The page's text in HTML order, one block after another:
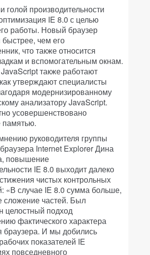
голой производительности
IE 8.0 с целью
работы. Новый браузер
быстрее, чем его
что также относится
и вспомогательным окнам.
также работают
утверждают специалисты
модернизированному
анализатору JavaScript.
усовершенствовано
памятью.
руководителя группы
Internet Explorer Дина
повышение
IE 8.0 выходит далеко
чистых контрольных
«В случае IE 8.0 сумма больше,
сложение частей. Был
целостный подход
фактического характера
браузера. И мы добились
показателей IE
повседневного